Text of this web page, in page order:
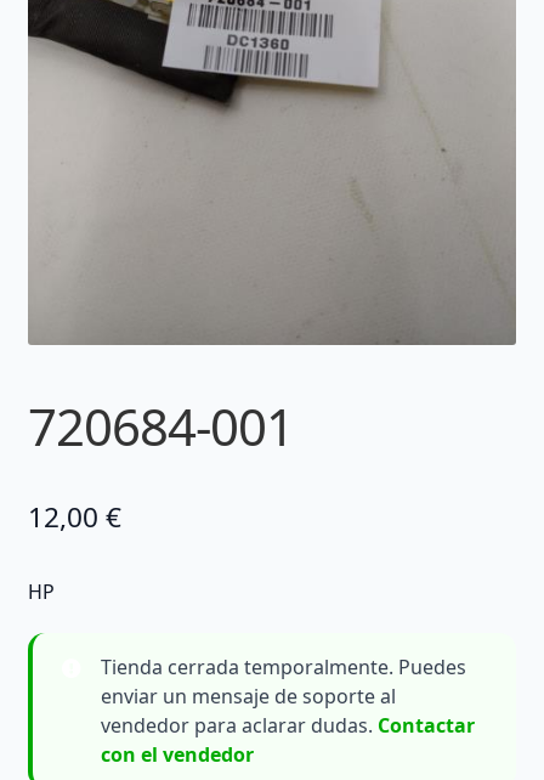
720684-001
12,00 €
HP
Tienda cerrada temporalmente. Puedes
enviar un mensaje de soporte al
vendedor para aclarar dudas. Contactar
con el vendedor